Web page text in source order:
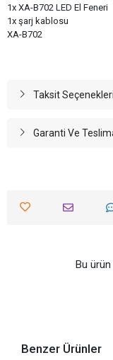
1x XA-B702 LED El Feneri
1x şarj kablosu
XA-B702
Taksit Seçenekleri
Garanti Ve
Bu ürün
Benzer Ürünler